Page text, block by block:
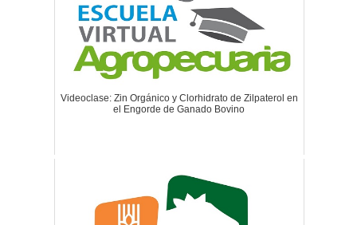
Videoclase: Zin Orgánico y Clorhidrato de Zilpaterol en
el Engorde de Ganado Bovino